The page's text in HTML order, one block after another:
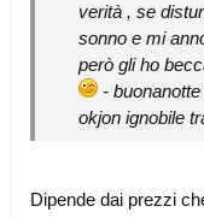
verità , se
sonno e mi
però gli ho
- buonanotte
okjon ignobile
Dipende dai prezzi